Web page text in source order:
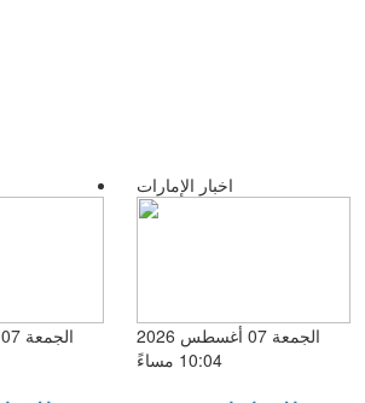
اخبار الإمارات
الجمعة 07 أغسطس 2026
10:04 مساءً